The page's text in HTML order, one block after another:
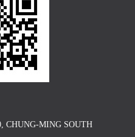
CHUNG-MING SOUTH